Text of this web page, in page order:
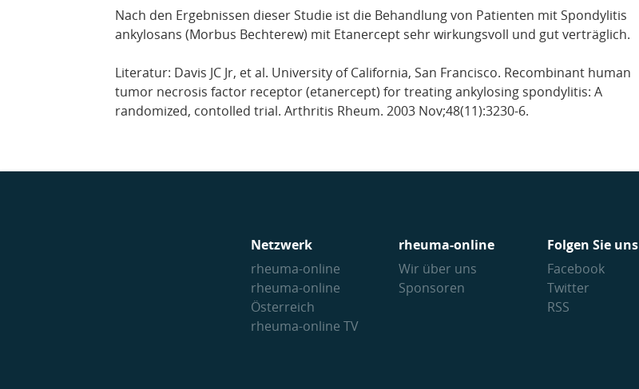
Nach den Ergebnissen dieser Studie ist die Behandlung von Patienten mit Spondylitis
ankylosans (Morbus Bechterew) mit Etanercept sehr wirkungsvoll und gut verträglich.
Literatur: Davis JC Jr, et al. University of California, San Francisco. Recombinant human
tumor necrosis factor receptor (etanercept) for treating ankylosing spondylitis: A
randomized, contolled trial. Arthritis Rheum. 2003 Nov;48(11):3230-6.
Netzwerk
rheuma-online
rheuma-online
Österreich
rheuma-online TV
rheuma-online
Wir über uns
Sponsoren
Folgen Sie uns
Facebook
Twitter
RSS